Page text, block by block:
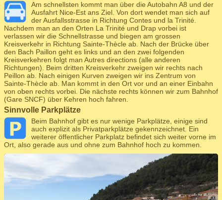
Am schnellsten kommt man über die Autobahn A8 und der
Ausfahrt Nice-Est ans Ziel. Von dort wendet man sich auf
der Ausfallsstrasse in Richtung Contes und la Trinité.
Nachdem man an den Orten La Trinité und Drap vorbei ist
verlassen wir die Schnellstrasse und biegen am grossen
Kreisverkehr in Richtung Sainte-Thècle ab. Nach der Brücke über
den Bach Paillon geht es links und an den zwei folgenden
Kreisverkehren folgt man Autres directions (alle anderen
Richtungen). Beim dritten Kreisverkehr zweigen wir rechts nach
Peillon ab. Nach einigen Kurven zweigen wir ins Zentrum von
Sainte-Thècle ab. Man kommt in den Ort vor und an einer Einbahn
von oben rechts vorbei. Die nächste rechts können wir zum Bahnhof
(Gare SNCF) über Kehren hoch fahren.
Sinnvolle Parkplätze
Beim Bahnhof gibt es nur wenige Parkplätze, einige sind
auch explizit als Privatparkplätze gekennzeichnet. Ein
weiterer öffentlicher Parkplatz befindet sich weiter vorne im
Ort, also gerade aus und ohne zum Bahnhof hoch zu kommen.